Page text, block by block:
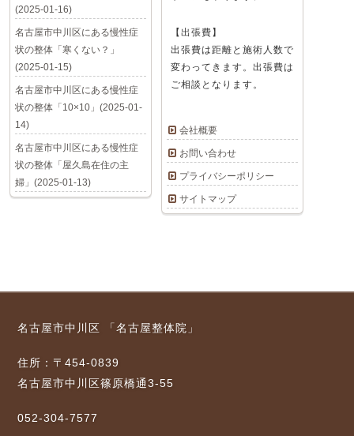
【出張費】
出張費は距離と施術人数で
変わってきます。出張費は
ご相談となります。
会社概要
お問い合わせ
プライバシーポリシー
サイトマップ
(2025-01-16)
名古屋市中川区にある慢性症
状の整体「寒くない？」
(2025-01-15)
名古屋市中川区にある慢性症
状の整体「10×10」(2025-01-
14)
名古屋市中川区にある慢性症
状の整体「屋久島在住の主
婦」(2025-01-13)
名古屋市中川区 「名古屋整体院」
住所：〒454-0839
名古屋市中川区篠原橋通3-55
052-304-7577